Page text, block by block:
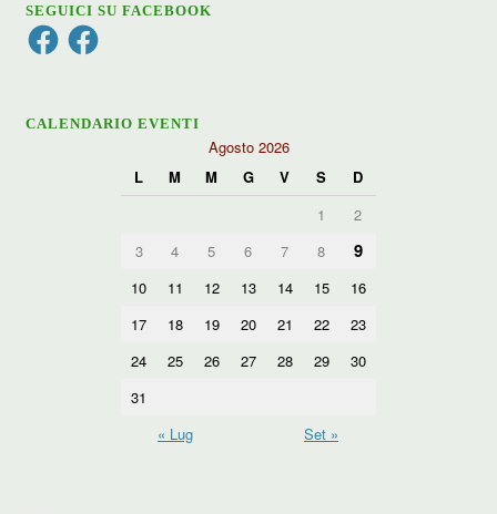
SEGUICI SU FACEBOOK
FacebookFacebook
CALENDARIO EVENTI
Agosto 2026
L
M M G V S
D
1
2
3
4 5 6 7 8 9
10 11 12 13 14 15
16
17
18 19 20 21 22
23
24
25 26 27 28 29
30
31
« Lug
Set »